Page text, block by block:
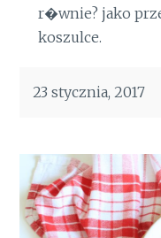
r�wnie? jako
koszulce.
23 stycznia, 2017